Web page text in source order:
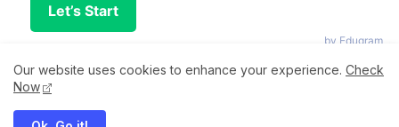
Let’s Start
by Edugram
Our website uses cookies to enhance your experience. Check
Now